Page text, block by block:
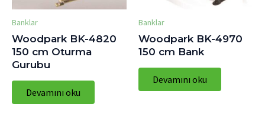
Banklar
Woodpark BK-4820
150 cm Oturma
Gurubu
Devamını oku
Banklar
Woodpark BK-4970
150 cm Bank
Devamını oku